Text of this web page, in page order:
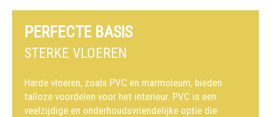
PERFECTE BASIS
STERKE VLOEREN
Harde vloeren, zoals PVC en marmoleum, bieden
talloze voordelen voor het interieur. PVC is een
veelzijdige en onderhoudsvriendelijke optie die